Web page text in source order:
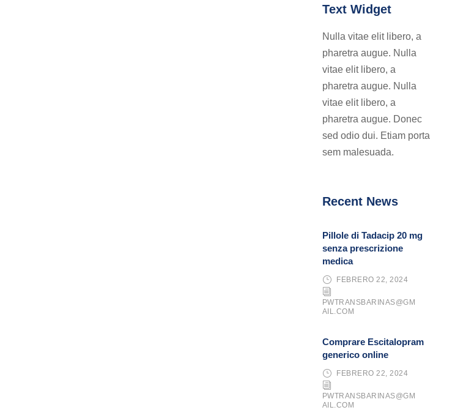
Text Widget
Nulla vitae elit libero, a
pharetra augue. Nulla
vitae elit libero, a
pharetra augue. Nulla
vitae elit libero, a
pharetra augue. Donec
sed odio dui. Etiam porta
sem malesuada.
Recent News
Pillole di Tadacip 20 mg
senza prescrizione
medica
FEBRERO 22, 2024
PWTRANSBARINAS@GM
AIL.COM
Comprare Escitalopram
generico online
FEBRERO 22, 2024
PWTRANSBARINAS@GM
AIL.COM